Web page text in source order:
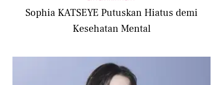
Sophia KATSEYE Putuskan Hiatus demi
Kesehatan Mental